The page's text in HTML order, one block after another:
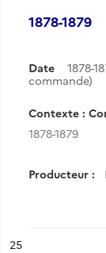
1878-1879
Date 1878-
commande)
Contexte :
1878-1879
Producteur :
n°
25